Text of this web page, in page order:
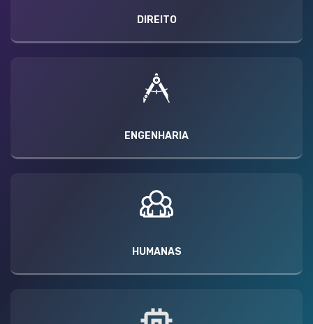
DIREITO
ENGENHARIA
HUMANAS